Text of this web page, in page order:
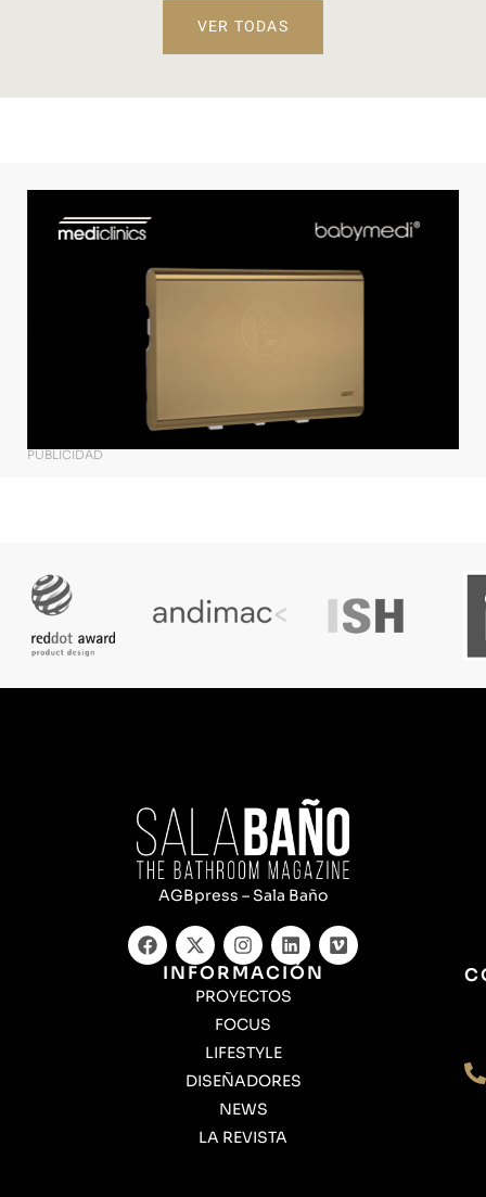
VER TODAS
PUBLICIDAD
AGBpress – Sala Baño
INFORMACIÓN
PROYECTOS
FOCUS
LIFESTYLE
DISEÑADORES
NEWS
LA REVISTA